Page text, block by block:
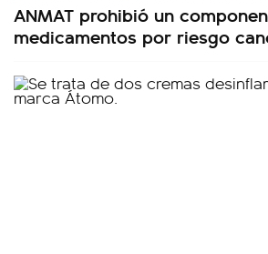
ANMAT prohibió un
medicamentos por riesgo